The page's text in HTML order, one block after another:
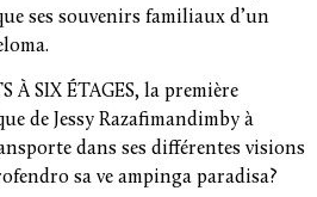
ses souvenirs familiaux d’un
À SIX ÉTAGES, la première
de Jessy Razafimandimby à
dans ses différentes visions
sa ve ampinga paradisa ?